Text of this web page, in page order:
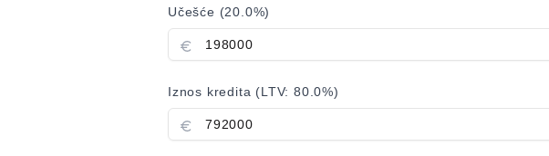
Učešće (20.0%)
Iznos kredita (LTV:80.0%)